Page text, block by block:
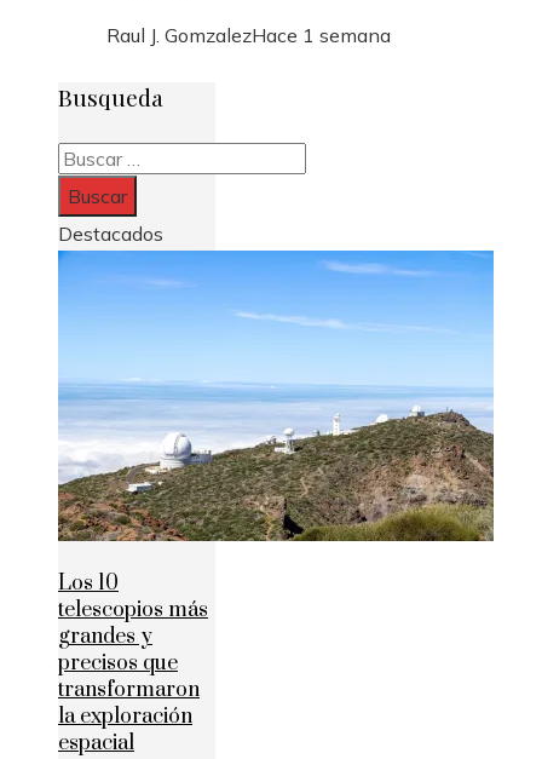
Raul J. GomzalezHace 1 semana
Busqueda
Buscar:
Destacados
Los 10
telescopios más
grandes y
precisos que
transformaron
la exploración
espacial